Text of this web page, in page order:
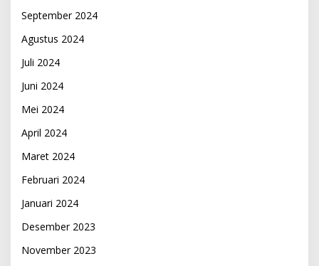
September 2024
Agustus 2024
Juli 2024
Juni 2024
Mei 2024
April 2024
Maret 2024
Februari 2024
Januari 2024
Desember 2023
November 2023